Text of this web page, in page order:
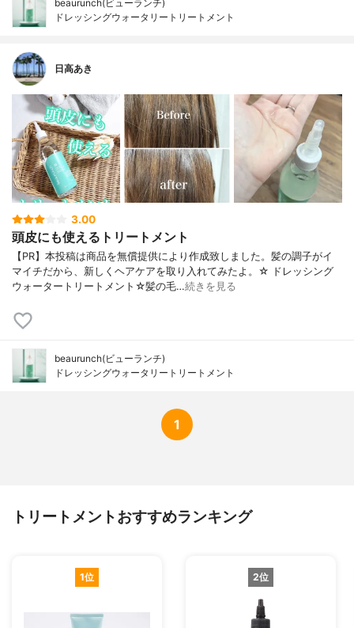
beaurunch(ビューランチ)
ドレッシングウォータリートリートメント
日高あき
3.00
頭皮にも使えるトリートメント
【PR】本投稿は商品を無償提供により作成致しました。髪の調子がイ
マイチだから、新しくヘアケアを取り入れてみたよ。☆ ドレッシング
ウォータートリートメント☆髪の毛…続きを見る
beaurunch(ビューランチ)
ドレッシングウォータリートリートメント
1
トリートメントおすすめランキング
1位 2位